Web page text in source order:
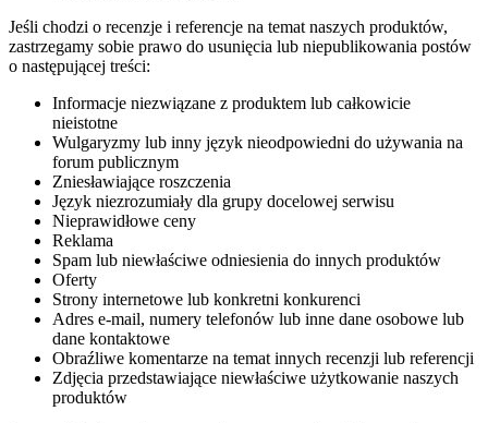
Jeśli chodzi o recenzje i referencje na temat naszych produktów,
zastrzegamy sobie prawo do usunięcia lub niepublikowania postów
o następującej treści:
Informacje niezwiązane z produktem lub całkowicie
nieistotne
Wulgaryzmy lub inny język nieodpowiedni do używania na
forum publicznym
Zniesławiające roszczenia
Język niezrozumiały dla grupy docelowej serwisu
Nieprawidłowe ceny
Reklama
Spam lub niewłaściwe odniesienia do innych produktów
Oferty
Strony internetowe lub konkretni konkurenci
Adres e-mail, numery telefonów lub inne dane osobowe lub
dane kontaktowe
Obraźliwe komentarze na temat innych recenzji lub referencji
Zdjęcia przedstawiające niewłaściwe użytkowanie naszych
produktów